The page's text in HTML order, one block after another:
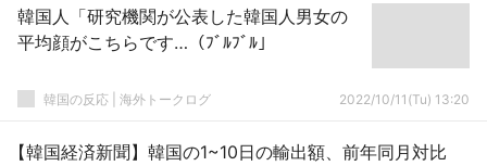
韓国人「研究機関が公表した韓国人男女の
平均顔がこちらです…（ﾌﾞﾙﾌﾞﾙ」
韓国の反応 | 海外トークログ 2022/10/11(Tu) 13:20
【韓国経済新聞】韓国の1~10日の輸出額、前年同月対比